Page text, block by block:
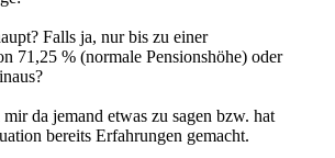
Falls ja, nur bis zu einer
71,25 % (normale Pensionshöhe) oder
da jemand etwas zu sagen bzw. hat
bereits Erfahrungen gemacht.